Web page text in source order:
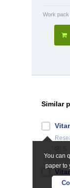
Work pack
Similar
You can
paper to